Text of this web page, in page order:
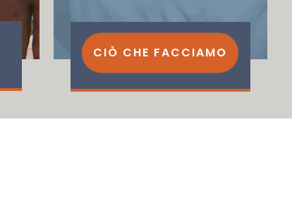
CIÒ CHE FACCIAMO